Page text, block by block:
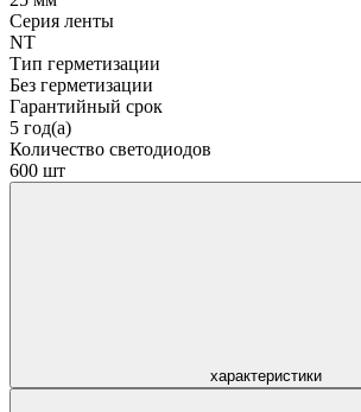
Серия ленты
NT
Тип герметизации
Без герметизации
Гарантийный срок
5 год(а)
Количество светодиодов
600 шт
характеристики